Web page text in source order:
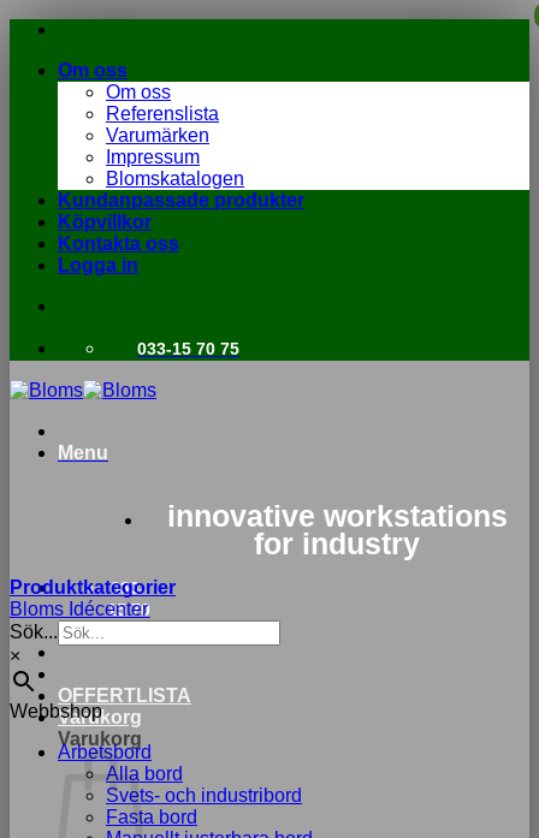
Skip
contentOm oss
Om oss
Referenslista
Varumärken
Impressum
Blomskatalogen
Kundanpassade produkter
Köpvillkor
Kontakta oss
Logga in
033-15 70 75
Menu
innovative workstations
for industry
033-
15 70
OFFERTLISTA
Varukorg
Varukorg
Produktkategorier
Bloms Idécenter
Sök...
×
Webbshop
Arbetsbord
Alla bord
Svets- och industribord
Fasta bord